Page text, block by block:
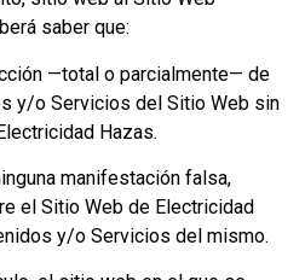
saber que:
—total o parcialmente— de
y/o Servicios del Sitio Web sin
Hazas.
manifestación falsa,
el Sitio Web de Electricidad
y/o Servicios del mismo.